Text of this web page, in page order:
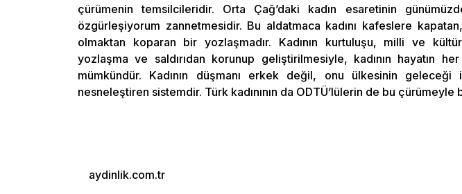
çürümenin temsilcileridir. Orta Çağ’daki kadın esaretinin
özgürleşiyorum zannetmesidir. Bu aldatmaca kadını kafeslere
olmaktan koparan bir yozlaşmadır. Kadının kurtuluşu, milli ve
yozlaşma ve saldırıdan korunup geliştirilmesiyle, kadının hayatın her
mümkündür. Kadının düşmanı erkek değil, onu ülkesinin geleceği
nesneleştiren sistemdir. Türk kadınının da ODTÜ’lülerin de bu çürümeyle
aydinlik.com.tr